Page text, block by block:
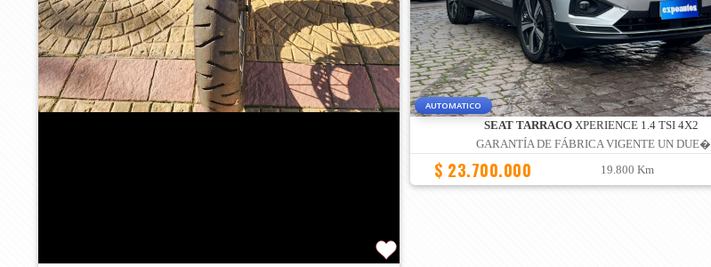
AUTOMATICO
SEAT TARRACO XPERIENCE 1.4 TSI 4X2
GARANTÍA DE FÁBRICA VIGENTE UN DUE�
$ 23.700.000 19.800 Km